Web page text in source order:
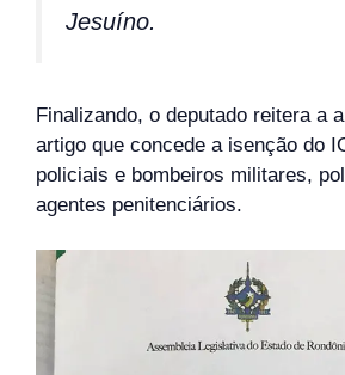
Jesuíno.
Finalizando, o deputado reitera a
artigo que concede a isenção do
policiais e bombeiros militares,
agentes penitenciários.